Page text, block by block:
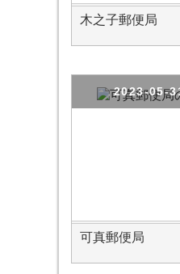
木之子郵便局
可真郵便局
2023-05-